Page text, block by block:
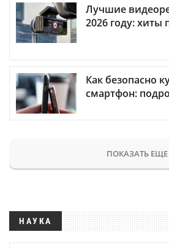
Лучшие
2026 году: хиты
Как безопасно
смартфон:
ПОКАЗАТЬ ЕЩЕ
НАУКА